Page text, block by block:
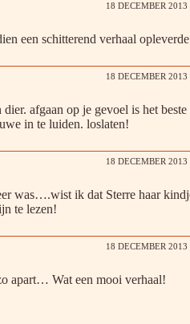
18 DECEMBER 2013
een schitterend verhaal
18 DECEMBER 2013
afgaan op je gevoel is het
in te luiden. loslaten!
18 DECEMBER 2013
was….wist ik dat Sterre haar
te lezen!
18 DECEMBER 2013
apart… Wat een mooi verhaal!